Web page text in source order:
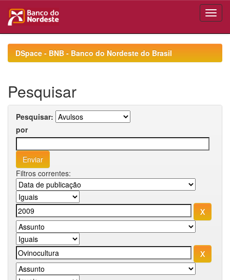
navigationDSpace - BNB - Banco do Nordeste do Brasil
Pesquisar
Pesquisar:
por
Filtros correntes: